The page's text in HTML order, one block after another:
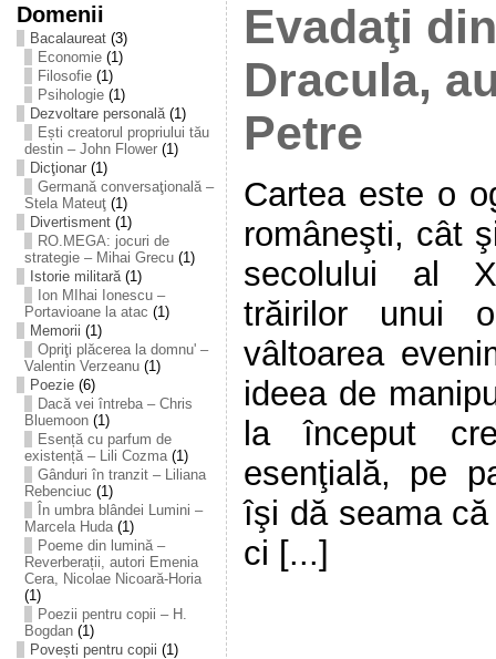
Domenii
Bacalaureat(3)
Economie(1)
Filosofie(1)
Psihologie(1)
Dezvoltare personală(1)
Ești creatorul propriului tău
destin – John Flower(1)
Dicţionar(1)
Germană conversaţională –
Stela Mateuţ(1)
Divertisment(1)
RO.MEGA: jocuri de
strategie – Mihai Grecu(1)
Istorie militară(1)
Ion MIhai Ionescu –
Portavioane la atac (1)
Memorii (1)
Opriţi plăcerea la domnu' –
Valentin Verzeanu(1)
Poezie(6)
Dacă vei întreba – Chris
Bluemoon(1)
Esență cu parfum de
existență – Lili Cozma(1)
Gânduri în tranzit – Liliana
Rebenciuc (1)
În umbra blândei Lumini –
Marcela Huda(1)
Poeme din lumină –
Reverberații, autori Emenia
Cera, Nicolae Nicoară-Horia
(1)
Poezii pentru copii – H.
Bogdan(1)
Povești pentru copii (1)
Evadaţi
Dracula,
Petre
Cartea este o
româneşti, cât
secolului al
trăirilor unui
vâltoarea
ideea de
la început
esenţială, pe
îşi dă seama
ci [...]